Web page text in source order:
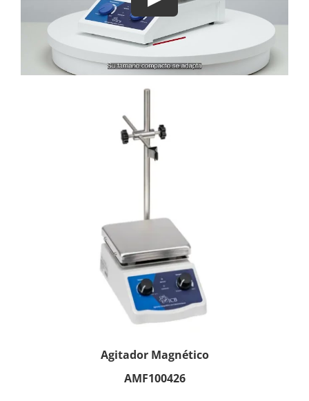
Agitador Magnético
AMF100426